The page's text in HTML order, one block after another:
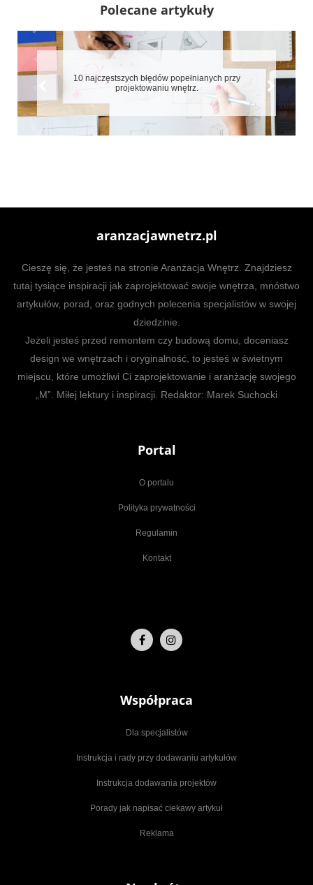
Polecane artykuły
10 najczęstszych błędów popełnianych przy
projektowaniu wnętrz.
aranzacjawnetrz.pl
Cieszę się, że jesteś na stronie Aranżacja Wnętrz. Znajdziesz
tutaj tysiące inspiracji jak zaprojektować swoje wnętrza, mnóstwo
artykułów, porad, oraz godnych polecenia specjalistów w swojej
dziedzinie.
Jeżeli jesteś przed remontem czy budową domu, doceniasz
design we wnętrzach i oryginalność, to jesteś w świetnym
miejscu, które umożliwi Ci zaprojektowanie i aranżację swojego
„M”. Miłej lektury i inspiracji. Redaktor: Marek Suchocki
Portal
O portalu
Polityka prywatności
Regulamin
Kontakt
Współpraca
Dla specjalistów
Instrukcja i rady przy dodawaniu artykułów
Instrukcja dodawania projektów
Porady jak napisać ciekawy artykuł
Reklama